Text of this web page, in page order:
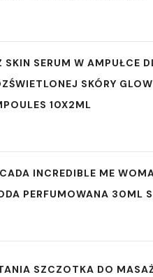
SKIN SERUM W AMPUŁCE
SKÓRY
10X2ML
INCREDIBLE ME
PERFUMOWANA 30ML
SZCZOTKA DO